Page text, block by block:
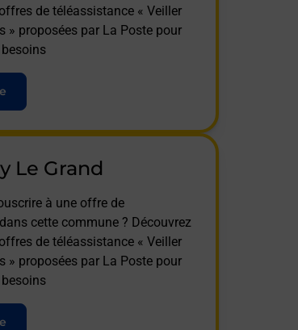
de téléassistance « Veiller
» proposées par La Poste pour
Le Grand
à une offre de
cette commune ? Découvrez
de téléassistance « Veiller
» proposées par La Poste pour